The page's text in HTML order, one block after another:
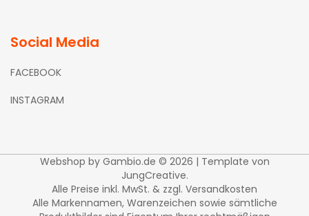
Social Media
FACEBOOK
INSTAGRAM
Webshop by Gambio.de © 2026 | Template von
JungCreative.
Alle Preise inkl. MwSt. & zzgl. Versandkosten
Alle Markennamen, Warenzeichen sowie sämtliche